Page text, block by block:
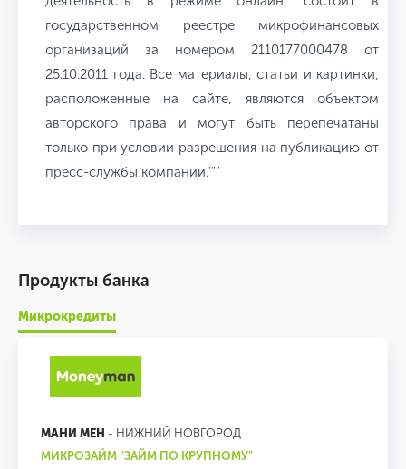
государственном реестре микрофинансовых
организаций за номером 2110177000478 от
25.10.2011 года. Все материалы, статьи и картинки,
расположенные на сайте, являются объектом
авторского права и могут быть перепечатаны
только при условии разрешения на публикацию от
пресс-службы компании."""
Продукты банка
Микрокредиты
МАНИ МЕН - НИЖНИЙ НОВГОРОД
МИКРОЗАЙМ "ЗАЙМ ПО КРУПНОМУ"